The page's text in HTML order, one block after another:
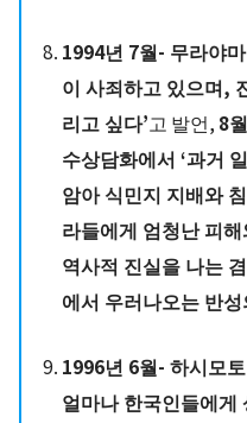
1994년 7월- 무라야
이 사죄하고 있으며,
리고 싶다’고 발언, 8
수상담화에서 ‘과거
암아 식민지 지배와
라들에게 엄청난 피
역사적 진실을 나는
에서 우러나오는 반
1996년 6월- 하시모
얼마나 한국인들에게